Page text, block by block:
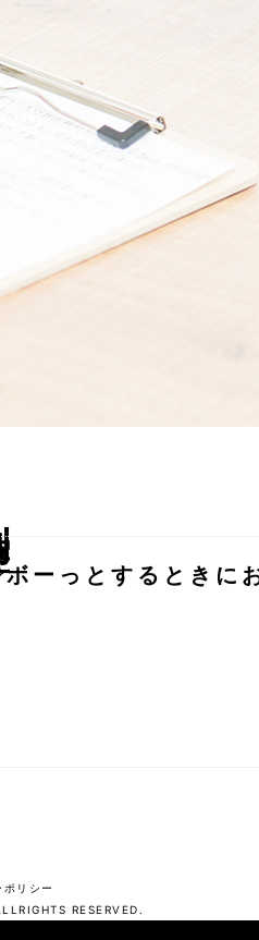
ーっとするときに
ポリシー
RESERVED.